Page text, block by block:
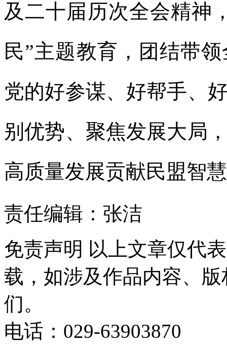
及二十届历次全会精神
民”主题教育，团结带
党的好参谋、好帮手、
别优势、聚焦发展大局
高质量发展贡献民盟智
责任编辑：张洁
免责声明 以上文章仅代
载，如涉及作品内容、
们。
电话：029-63903870